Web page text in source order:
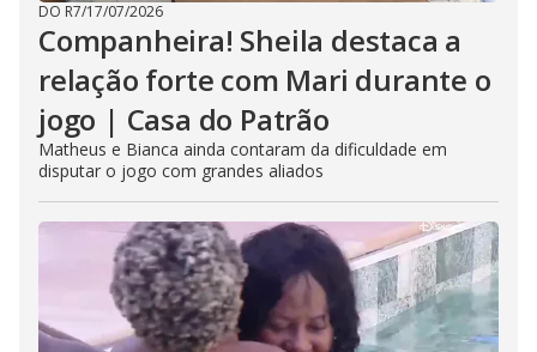
DO R7/17/07/2026
Companheira! Sheila destaca a
relação forte com Mari durante o
jogo | Casa do Patrão
Matheus e Bianca ainda contaram da dificuldade em
disputar o jogo com grandes aliados